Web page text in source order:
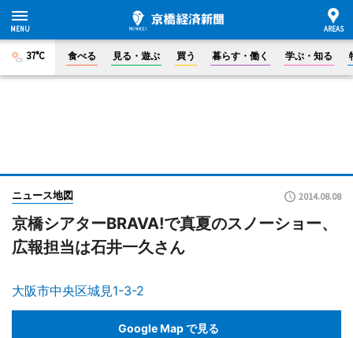
37°C 食べる 見る・遊ぶ 買う 暮らす・働く 学ぶ・知る
ニュース地図 2014.08.08
京橋シアターBRAVA!で真夏のスノーショー、
広報担当は石井一久さん
大阪市中央区城見1-3-2
Google Map で見る